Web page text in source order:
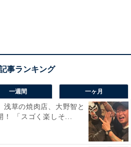
一週間 一ヶ月
浅草の焼肉店、大野智と
！ 「スゴく楽しそ...